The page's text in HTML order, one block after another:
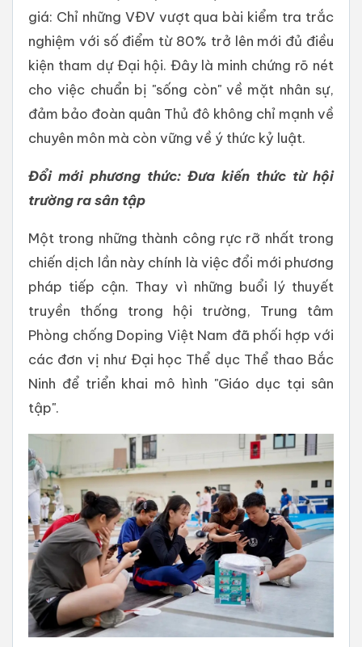
giá: Chỉ những VĐV vượt qua bài kiểm tra trắc
nghiệm với số điểm từ 80% trở lên mới đủ điều
kiện tham dự Đại hội. Đây là minh chứng rõ nét
cho việc chuẩn bị "sống còn" về mặt nhân sự,
đảm bảo đoàn quân Thủ đô không chỉ mạnh về
chuyên môn mà còn vững về ý thức kỷ luật.
Đổi mới phương thức: Đưa kiến thức từ hội
trường ra sân tập
Một trong những thành công rực rỡ nhất trong
chiến dịch lần này chính là việc đổi mới phương
pháp tiếp cận. Thay vì những buổi lý thuyết
truyền thống trong hội trường, Trung tâm
Phòng chống Doping Việt Nam đã phối hợp với
các đơn vị như Đại học Thể dục Thể thao Bắc
Ninh để triển khai mô hình "Giáo dục tại sân
tập".